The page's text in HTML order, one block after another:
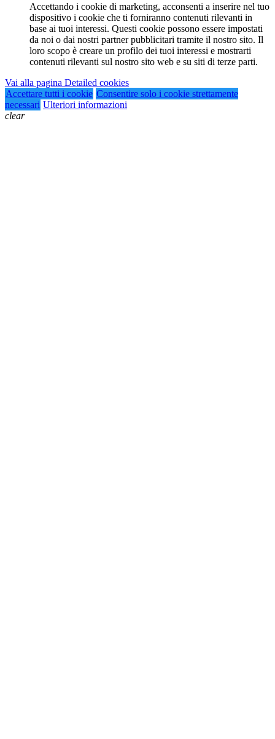
Accettando i cookie di marketing, acconsenti a inserire nel tuo
dispositivo i cookie che ti forniranno contenuti rilevanti in
base ai tuoi interessi. Questi cookie possono essere impostati
da noi o dai nostri partner pubblicitari tramite il nostro sito. Il
loro scopo è creare un profilo dei tuoi interessi e mostrarti
contenuti rilevanti sul nostro sito web e su siti di terze parti.
Vai alla pagina Detailed cookies
Accettare tutti i cookie Consentire solo i cookie strettamente
necessari Ulteriori informazioni
clear